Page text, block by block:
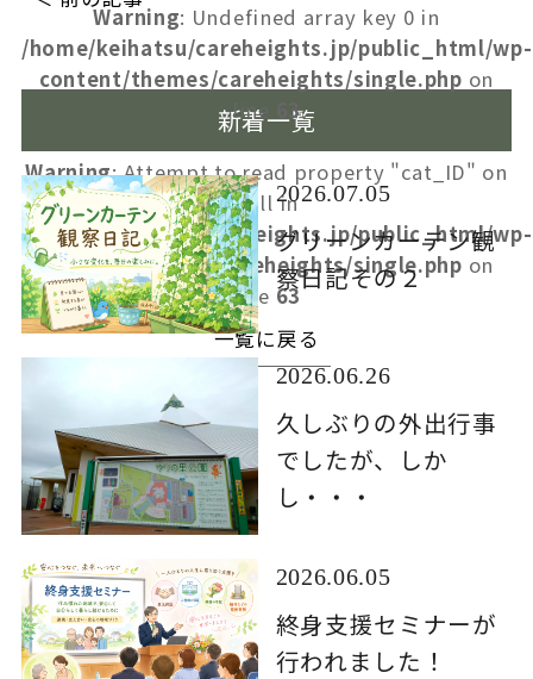
Warning: Undefined array key 0 in
/home/keihatsu/careheights.jp/public_html/wp-
content/themes/careheights/single.php on
line
63
Warning: Attempt to read property "cat_ID" on
null in
/home/keihatsu/careheights.jp/public_html/wp-
content/themes/careheights/single.php on
line 63
一覧に戻る
新着一覧
2026.07.05
グリーンカーテン観
察日記その２
2026.06.26
久しぶりの外出行事
でしたが、しか
し・・・
2026.06.05
終身支援セミナーが
行われました！